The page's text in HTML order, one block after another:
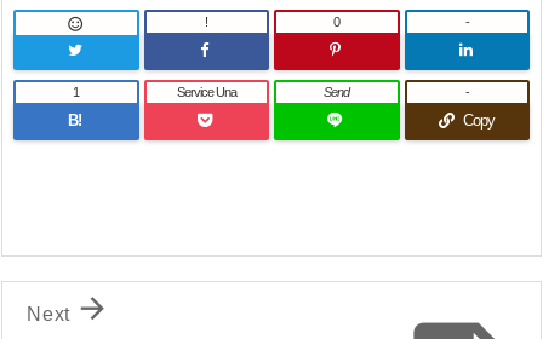
 ! 0 -
B!
1 Service Una Send
Copy
-

Next